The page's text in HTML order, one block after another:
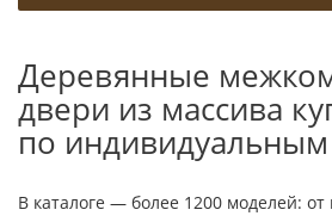
Деревянные
двери из массива
по
В каталоге — более 1200 моделей: от